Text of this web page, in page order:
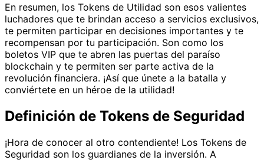
En resumen, los Tokens de Utilidad son esos valientes
luchadores que te brindan acceso a servicios exclusivos,
te permiten participar en decisiones importantes y te
recompensan por tu participación. Son como los
boletos VIP que te abren las puertas del paraíso
blockchain y te permiten ser parte activa de la
revolución financiera. ¡Así que únete a la batalla y
conviértete en un héroe de la utilidad!
Definición de Tokens de Seguridad
¡Hora de conocer al otro contendiente! Los Tokens de
Seguridad son los guardianes de la inversión. A